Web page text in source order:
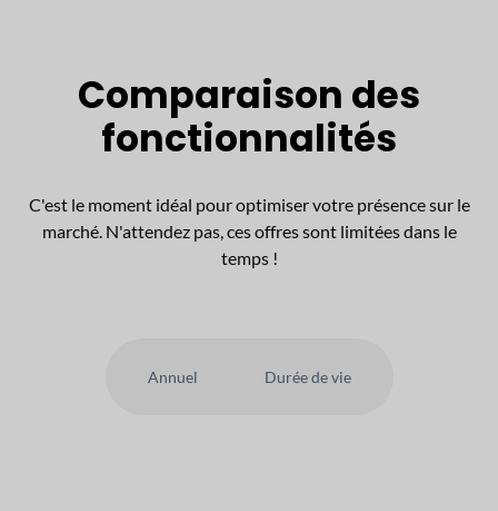
Comparaison des
fonctionnalités
C'est le moment idéal pour optimiser votre présence sur le
marché. N'attendez pas, ces offres sont limitées dans le
temps !
Annuel Durée de vie